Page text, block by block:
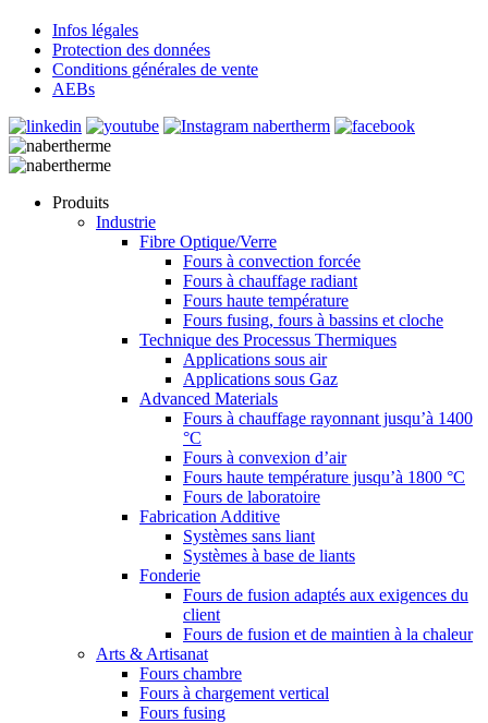
Infos légales
Protection des données
Conditions générales de vente
AEBs
Produits
Industrie
Fibre Optique/Verre
Fours à convection forcée
Fours à chauffage radiant
Fours haute température
Fours fusing, fours à bassins et cloche
Technique des Processus Thermiques
Applications sous air
Applications sous Gaz
Advanced Materials
Fours à chauffage rayonnant jusqu’à 1400
°C
Fours à convexion d’air
Fours haute température jusqu’à 1800 °C
Fours de laboratoire
Fabrication Additive
Systèmes sans liant
Systèmes à base de liants
Fonderie
Fours de fusion adaptés aux exigences du
client
Fours de fusion et de maintien à la chaleur
Arts & Artisanat
Fours chambre
Fours à chargement vertical
Fours fusing